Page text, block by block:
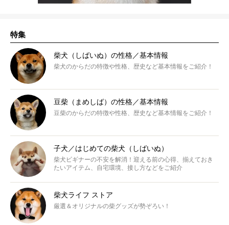
特集
柴犬（しばいぬ）の性格／基本情報
柴犬のからだの特徴や性格、歴史など基本情報をご紹介！
豆柴（まめしば）の性格／基本情報
豆柴のからだの特徴や性格、歴史など基本情報をご紹介！
子犬／はじめての柴犬（しばいぬ）
柴犬ビギナーの不安を解消！迎える前の心得、揃えておき
たいアイテム、自宅環境、接し方などをご紹介
柴犬ライフ ストア
厳選＆オリジナルの柴グッズが勢ぞろい！